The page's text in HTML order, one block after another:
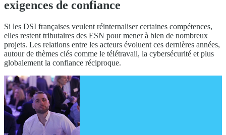
exigences de confiance
Si les DSI françaises veulent réinternaliser certaines compétences,
elles restent tributaires des ESN pour mener à bien de nombreux
projets. Les relations entre les acteurs évoluent ces dernières années,
autour de thèmes clés comme le télétravail, la cybersécurité et plus
globalement la confiance réciproque.